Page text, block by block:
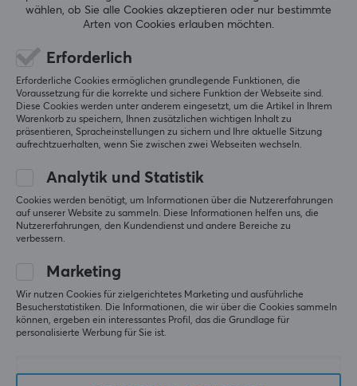
KUNDENDIENST
Geschäftsbedingungen
Häufig gestellte Fragen
Kundendienst
Kauf stornieren
MAXGAMING
Cookies
Datenschutzrichtlinie
Sichere Online-Käufe
Über uns
Widerrufsrecht
wählen, ob Sie alle Cookies akzeptieren oder nur bestimmte
Arten von Cookies erlauben möchten.
Erforderlich
Erforderliche Cookies ermöglichen grundlegende Funktionen, die
Voraussetzung für die korrekte und sichere Funktion der Webseite sind.
Diese Cookies werden unter anderem eingesetzt, um die Artikel in Ihrem
Warenkorb zu speichern, Ihnen zusätzlichen wichtigen Inhalt zu
präsentieren, Spracheinstellungen zu sichern und Ihre aktuelle Sitzung
aufrechtzuerhalten, wenn Sie zwischen zwei Webseiten wechseln.
Analytik und Statistik
Cookies werden benötigt, um Informationen über die Nutzererfahrungen
auf unserer Website zu sammeln. Diese Informationen helfen uns, die
Nutzererfahrungen, den Kundendienst und andere Bereiche zu
verbessern.
Marketing
Wir nutzen Cookies für zielgerichtetes Marketing und ausführliche
Besucherstatistiken. Die Informationen, die wir über die Cookies sammeln
können, ergeben ein interessantes Profil, das die Grundlage für
personalisierte Werbung für Sie ist.